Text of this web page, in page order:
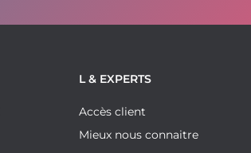
L & EXPERTS
Accès client
Mieux nous connaitre